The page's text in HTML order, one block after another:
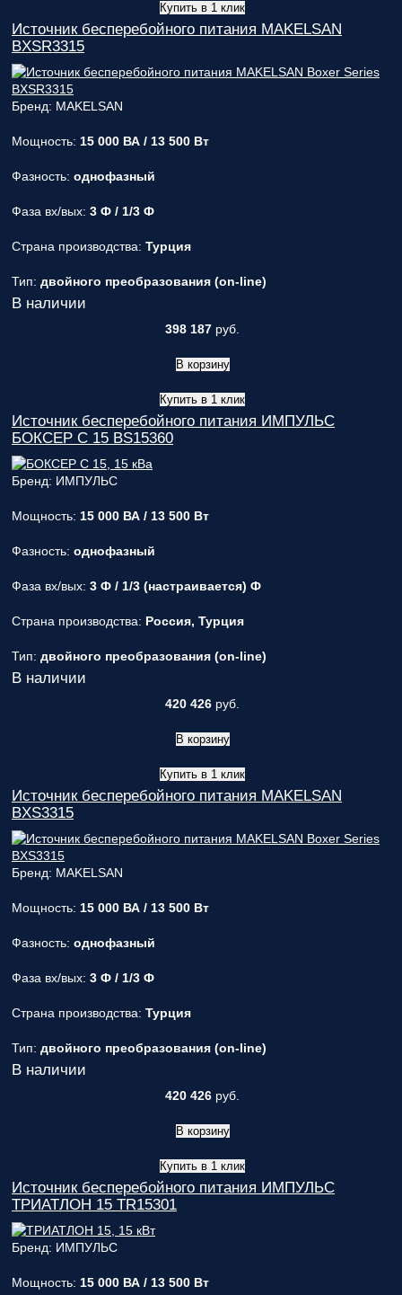
Купить в 1 клик
Источник бесперебойного питания MAKELSAN
BXSR3315
Бренд: MAKELSAN
Мощность: 15 000 ВА / 13 500 Вт
Фазность: однофазный
Фаза вх/вых: 3 Ф / 1/3 Ф
Страна производства: Турция
Тип: двойного преобразования (on-line)
В наличии
398 187 руб.
В корзину
Купить в 1 клик
Источник бесперебойного питания ИМПУЛЬС
БОКСЕР С 15 BS15360
Бренд: ИМПУЛЬС
Мощность: 15 000 ВА / 13 500 Вт
Фазность: однофазный
Фаза вх/вых: 3 Ф / 1/3 (настраивается) Ф
Страна производства: Россия, Турция
Тип: двойного преобразования (on-line)
В наличии
420 426 руб.
В корзину
Купить в 1 клик
Источник бесперебойного питания MAKELSAN
BXS3315
Бренд: MAKELSAN
Мощность: 15 000 ВА / 13 500 Вт
Фазность: однофазный
Фаза вх/вых: 3 Ф / 1/3 Ф
Страна производства: Турция
Тип: двойного преобразования (on-line)
В наличии
420 426 руб.
В корзину
Купить в 1 клик
Источник бесперебойного питания ИМПУЛЬС
ТРИАТЛОН 15 TR15301
Бренд: ИМПУЛЬС
Мощность: 15 000 ВА / 13 500 Вт